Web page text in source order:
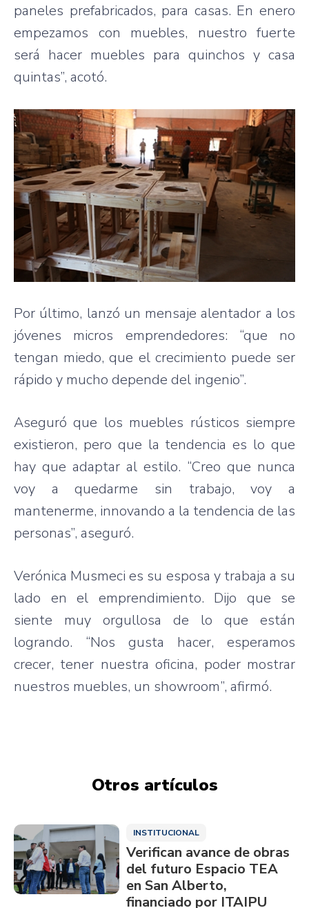
paneles prefabricados, para casas. En enero
empezamos con muebles, nuestro fuerte
será hacer muebles para quinchos y casa
quintas”, acotó.
Por último, lanzó un mensaje alentador a los
jóvenes micros emprendedores: “que no
tengan miedo, que el crecimiento puede ser
rápido y mucho depende del ingenio”.
Aseguró que los muebles rústicos siempre
existieron, pero que la tendencia es lo que
hay que adaptar al estilo. “Creo que nunca
voy a quedarme sin trabajo, voy a
mantenerme, innovando a la tendencia de las
personas”, aseguró.
Verónica Musmeci es su esposa y trabaja a su
lado en el emprendimiento. Dijo que se
siente muy orgullosa de lo que están
logrando. “Nos gusta hacer, esperamos
crecer, tener nuestra oficina, poder mostrar
nuestros muebles, un showroom”, afirmó.
Otros artículos
INSTITUCIONAL
Verifican avance de obras
del futuro Espacio TEA
en San Alberto,
financiado por ITAIPU